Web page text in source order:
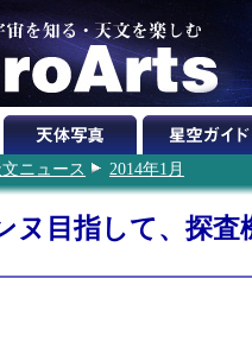
ニュース 2014年1月
ヌ目指して、探